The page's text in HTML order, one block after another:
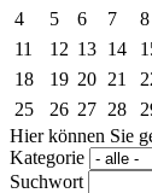
4
5 6 7 8
11
12 13 14
18
19 20 21
25
26 27 28
Hier können Sie
Kategorie
Suchwort